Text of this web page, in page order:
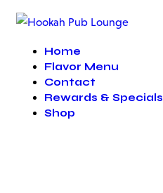
Home
Flavor Menu
Contact
Rewards & Specials
Shop